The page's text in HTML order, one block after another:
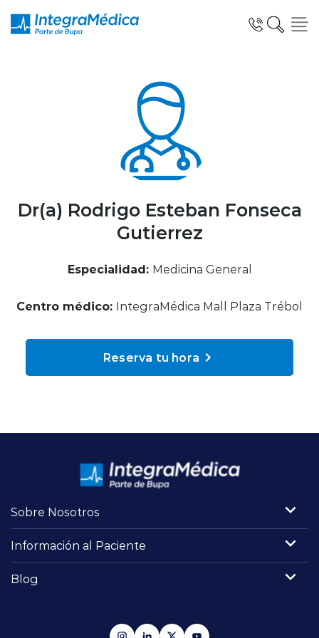
Especialidades y Servicios
Telemedicina Blua
Clínicas Dentales
Reserva de Horas
Mi Portal Bupa
Dr(a) Rodrigo Esteban Fonseca
Gutierrez
Especialidad: Medicina General
Centro médico: IntegraMédica Mall Plaza Trébol
Reserva tu hora
Sobre Nosotros
Información al Paciente
Blog